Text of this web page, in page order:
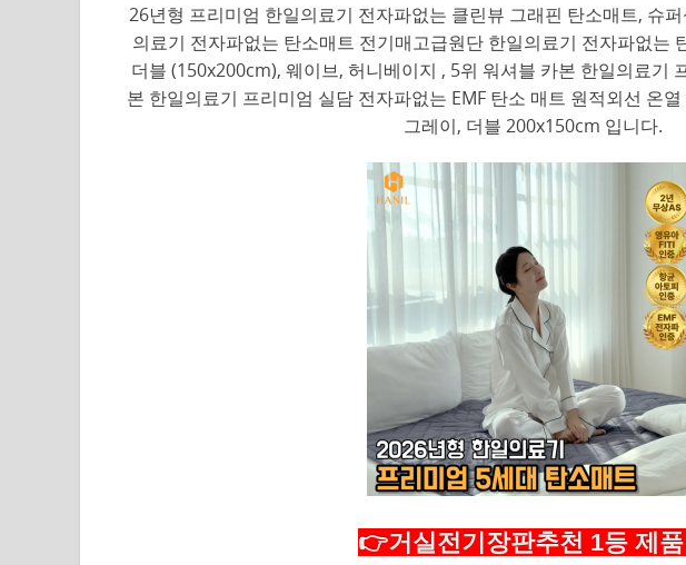
26년형 프리미엄 한일의료기 전자파없는 클린뷰 그래핀 탄소매트, 슈
의료기 전자파없는 탄소매트 전기매고급원단 한일의료기 전자파없는
더블 (150x200cm), 웨이브, 허니베이지 , 5위 워셔블 카본 한일의료기
본 한일의료기 프리미엄 실담 전자파없는 EMF 탄소 매트 원적외선 온
그레이, 더블 200x150cm 입니다.
👉거실전기장판추천 1등 제품